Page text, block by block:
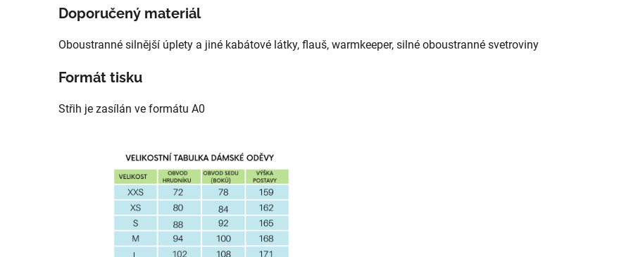
Doporučený materiál
Oboustranné silnější úplety a jiné kabátové látky, flauš, warmkeeper, silné oboustranné svetroviny
Formát tisku
Střih je zasílán ve formátu A0